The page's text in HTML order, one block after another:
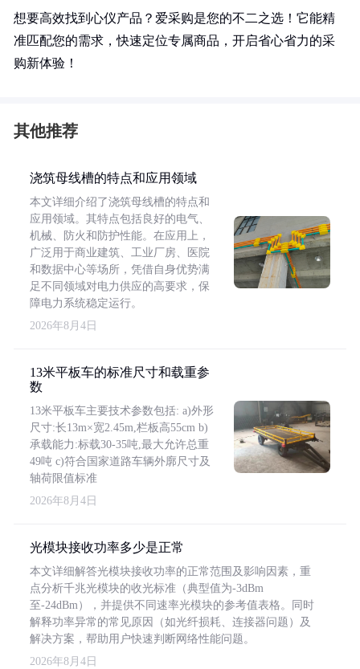
想要高效找到心仪产品？爱采购是您的不二之选！它能精
准匹配您的需求，快速定位专属商品，开启省心省力的采
购新体验！
其他推荐
浇筑母线槽的特点和应用领域
本文详细介绍了浇筑母线槽的特点和
应用领域。其特点包括良好的电气、
机械、防火和防护性能。在应用上，
广泛用于商业建筑、工业厂房、医院
和数据中心等场所，凭借自身优势满
足不同领域对电力供应的高要求，保
障电力系统稳定运行。
2026年8月4日
13米平板车的标准尺寸和载重参
数
13米平板车主要技术参数包括: a)外形
尺寸:长13m×宽2.45m,栏板高55cm b)
承载能力:标载30-35吨,最大允许总重
49吨 c)符合国家道路车辆外廓尺寸及
轴荷限值标准
2026年8月4日
光模块接收功率多少是正常
本文详细解答光模块接收功率的正常范围及影响因素，重
点分析千兆光模块的收光标准（典型值为-3dBm
至-24dBm），并提供不同速率光模块的参考值表格。同时
解释功率异常的常见原因（如光纤损耗、连接器问题）及
解决方案，帮助用户快速判断网络性能问题。
2026年8月4日